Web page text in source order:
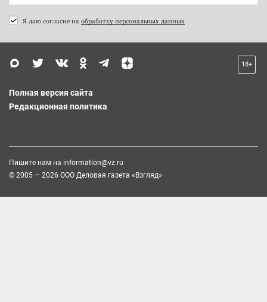
Я даю согласие на обработку персональных данных
18+
Полная версия сайта
Редакционная политика
Пишите нам на information@vz.ru
© 2005 — 2026 ООО Деловая газета «Взгляд»